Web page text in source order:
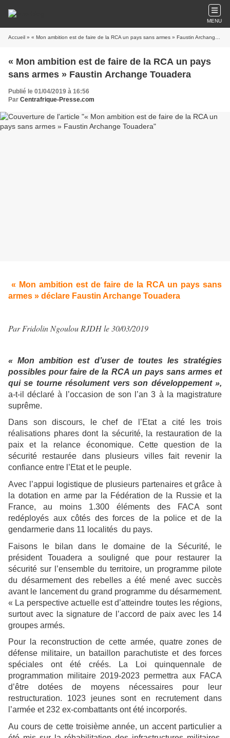
MENU
Accueil » « Mon ambition est de faire de la RCA un pays sans armes » Faustin Archange Touadera
« Mon ambition est de faire de la RCA un pays
sans armes » Faustin Archange Touadera
Publié le 01/04/2019 à 16:56
Par Centrafrique-Presse.com
« Mon ambition est de faire de la RCA un pays sans
armes » déclare Faustin Archange Touadera
Par Fridolin Ngoulou RJDH le 30/03/2019
« Mon ambition est d’user de toutes les stratégies
possibles pour faire de la RCA un pays sans armes et
qui se tourne résolument vers son développement »,
a-t-il déclaré à l’occasion de son l’an 3 à la magistrature
suprême.
Dans son discours, le chef de l’Etat a cité les trois
réalisations phares dont la sécurité, la restauration de la
paix et la relance économique. Cette question de la
sécurité restaurée dans plusieurs villes fait revenir la
confiance entre l’Etat et le peuple.
Avec l’appui logistique de plusieurs partenaires et grâce à
la dotation en arme par la Fédération de la Russie et la
France, au moins 1.300 éléments des FACA sont
redéployés aux côtés des forces de la police et de la
gendarmerie dans 11 localités du pays.
Faisons le bilan dans le domaine de la Sécurité, le
président Touadera a souligné que pour restaurer la
sécurité sur l’ensemble du territoire, un programme pilote
du désarmement des rebelles a été mené avec succès
avant le lancement du grand programme du désarmement.
« La perspective actuelle est d’atteindre toutes les régions,
surtout avec la signature de l’accord de paix avec les 14
groupes armés.
Pour la reconstruction de cette armée, quatre zones de
défense militaire, un bataillon parachutiste et des forces
spéciales ont été créés. La Loi quinquennale de
programmation militaire 2019-2023 permettra aux FACA
d’être dotées de moyens nécessaires pour leur
restructuration. 1023 jeunes sont en recrutement dans
l’armée et 232 ex-combattants ont été incorporés.
Au cours de cette troisième année, un accent particulier a